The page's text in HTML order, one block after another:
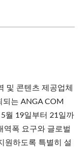
및 콘텐츠 제공업체
는 ANGA COM
월 19일부터 21일까
역폭 요구와 글로벌
원하도록 특별히 설